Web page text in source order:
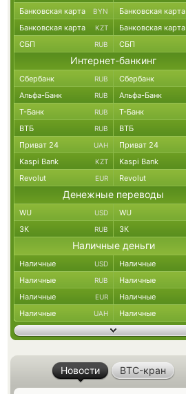
Банковская карта BYN Банковская карта
Банковская карта KZT Банковская карта
СБП RUB СБП
Интернет-банкинг
Сбербанк RUB Сбербанк
Альфа-Банк RUB Альфа-Банк
Т-Банк RUB Т-Банк
ВТБ RUB ВТБ
Приват 24 UAH Приват 24
Kaspi Bank KZT Kaspi Bank
Revolut EUR Revolut
Денежные переводы
WU USD WU
ЗК RUB ЗК
Наличные деньги
Наличные USD Наличные
Наличные RUB Наличные
Наличные EUR Наличные
Наличные UAH Наличные
Новости BTC-кран